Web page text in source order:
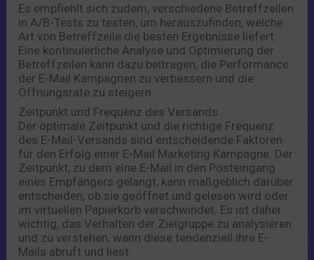
Es empfiehlt sich zudem, verschiedene Betreffzeilen
in A/B-Tests zu testen, um herauszufinden, welche
Art von Betreffzeile die besten Ergebnisse liefert.
Eine kontinuierliche Analyse und Optimierung der
Betreffzeilen kann dazu beitragen, die Performance
der E-Mail Kampagnen zu verbessern und die
Öffnungsrate zu steigern.
Zeitpunkt und Frequenz des Versands
Der optimale Zeitpunkt und die richtige Frequenz
des E-Mail-Versands sind entscheidende Faktoren
für den Erfolg einer E-Mail Marketing Kampagne. Der
Zeitpunkt, zu dem eine E-Mail in den Posteingang
eines Empfängers gelangt, kann maßgeblich darüber
entscheiden, ob sie geöffnet und gelesen wird oder
im virtuellen Papierkorb verschwindet. Es ist daher
wichtig, das Verhalten der Zielgruppe zu analysieren
und zu verstehen, wann diese tendenziell ihre E-
Mails abruft und liest.